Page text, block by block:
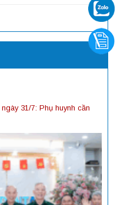
31/7: Phụ huynh cần